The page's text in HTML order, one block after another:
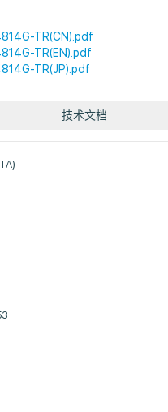
TR(CN).pdf
TR(EN).pdf
TR(JP).pdf
技术文档